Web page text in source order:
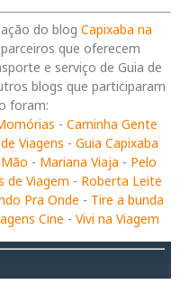
do blog Capixaba na
que oferecem
e serviço de Guia de
blogs que participaram
foram:
- Caminha Gente
Viagens - Guia Capixaba
- Mariana Viaja - Pelo
de Viagem - Roberta Leite
Pra Onde - Tire a bunda
Cine - Vivi na Viagem